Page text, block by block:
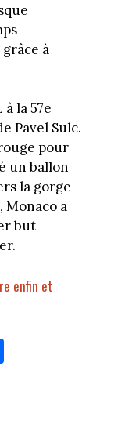
à
la 57e
Pavel Sulc.
pour
un ballon
la gorge
Monaco a
but
enfin et
Pa